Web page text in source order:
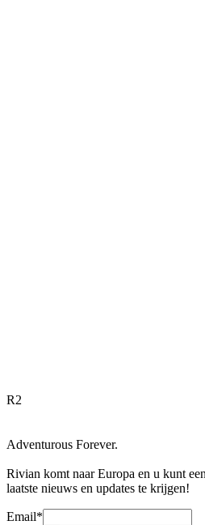
R2
Adventurous Forever.
Rivian komt naar Europa en u kunt
laatste nieuws en updates te krijgen!
Email*